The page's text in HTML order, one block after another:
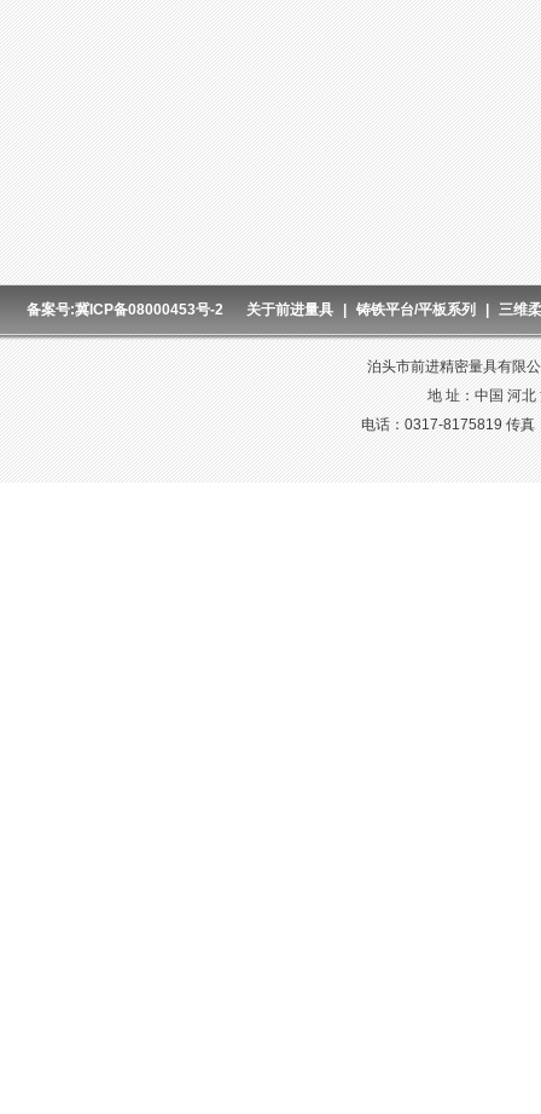
备案号:冀ICP备08000453号-2 关于前进量具 铸铁平台/平板系列 三维
泊头市前进精密量具有限
地 址：中国 河
电话：0317-8175819 传